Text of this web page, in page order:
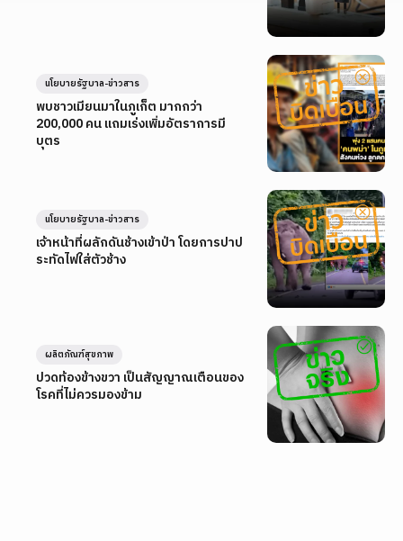
พบชาวเมียนมาในภูเก็ต มากกว่า
200,000 คน แถมเร่งเพิ่มอัตราการมี
บุตร
นโยบายรัฐบาล-ข่าวสาร
เจ้าหน้าที่ผลักดันช้างเข้าป่า โดยการปาป
ระทัดไฟใส่ตัวช้าง
นโยบายรัฐบาล-ข่าวสาร
ปวดท้องข้างขวา เป็นสัญญาณเตือนของ
โรคที่ไม่ควรมองข้าม
ผลิตภัณฑ์สุขภาพ